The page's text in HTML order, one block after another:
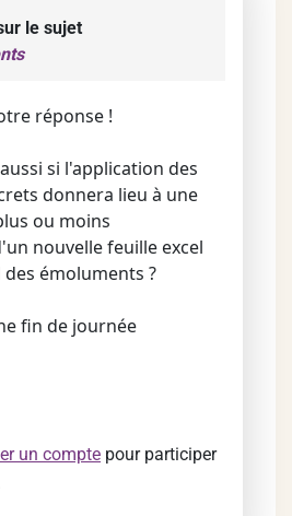
le sujet
réponse !
si l'application des
donnera lieu à une
ou moins
nouvelle feuille excel
émoluments ?
fin de journée
un compte pour participer